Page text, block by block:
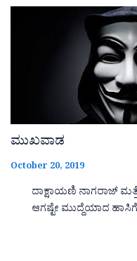
ಮುಖವಾಡ
October 20, 2019
ದಾಕ್ಷಾಯಣಿ ನಾಗರಾಜ್
ಆಗಷ್ಟೇ ಮುದ್ದೆಯಾದ